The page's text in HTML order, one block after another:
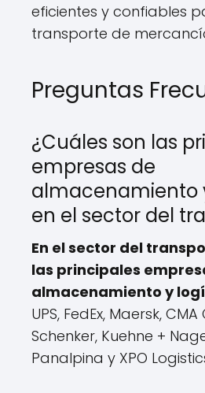
eficientes y confiables
transporte de
Preguntas
¿Cuáles son las
empresas de
almacenamiento
en el sector del
En el sector del
las principales
almacenamiento y
UPS, FedEx, Maersk, CMA
Schenker, Kuehne +
Panalpina y XPO